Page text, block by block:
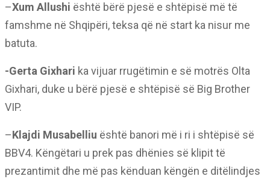
–Xum Allushi është bërë pjesë e shtëpisë më të
famshme në Shqipëri, teksa që në start ka nisur me
batuta.
-Gerta Gixhari ka vijuar rrugëtimin e së motrës Olta
Gixhari, duke u bërë pjesë e shtëpisë së Big Brother
VIP.
–Klajdi Musabelliu është banori më i ri i shtëpisë së
BBV4. Këngëtari u prek pas dhënies së klipit të
prezantimit dhe më pas kënduan këngën e ditëlindjes